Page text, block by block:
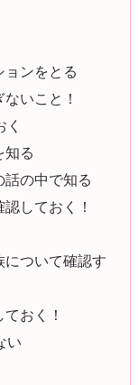
ンをとる
いこと！
知る
の中で知る
しておく！
ついて確認す
おく！
い